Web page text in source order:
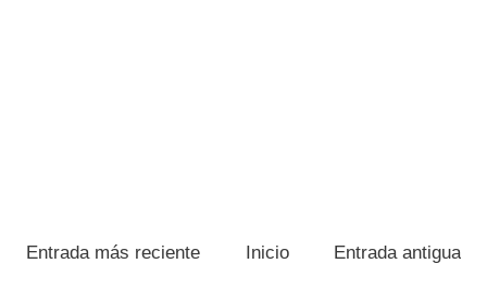
Entrada más reciente Entrada antigua
Inicio